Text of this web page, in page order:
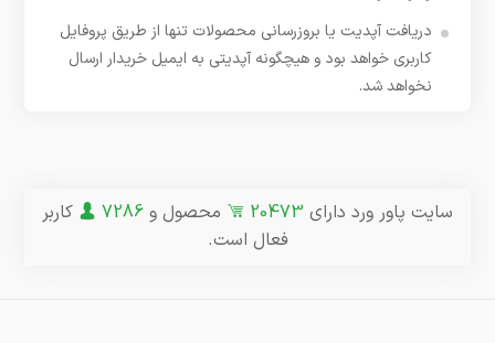
دریافت آپدیت یا بروزرسانی محصولات تنها از طریق پروفایل
کاربری خواهد بود و هیچگونه آپدیتی به ایمیل خریدار ارسال
نخواهد شد.
سایت پاور ورد دارای 20473 محصول و 7286
کاربر
فعال است.